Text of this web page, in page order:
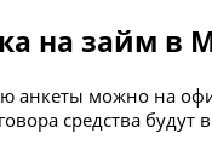
на займ в
анкеты можно на
средства